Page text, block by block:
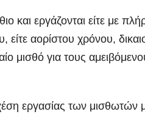
και εργάζονται είτε με
αορίστου χρόνου,
μισθό για τους
εργασίας των μισθωτών